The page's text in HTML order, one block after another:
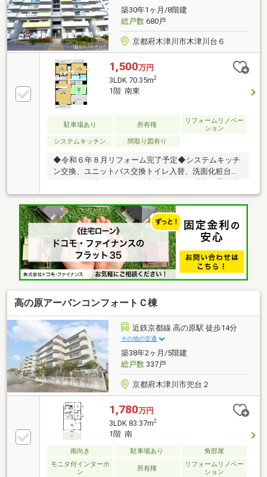
その他料金等及び駐車場の空き状況は、随時変動する
場合があります。２沿線以上利用可、山が見える、市
街地が近い、内装リフォーム、南向き、システムキッ
チン、陽当り良好、全居
築30年1ヶ月/8階建
総戸数680戸
京都府木津川市木津川台６
1,500万円
3LDK 70.35m2
1階 南東
駐車場あり 所有権
リフォームリノベー
ション
システムキッチン
間取り図有り
◆令和６年８月リフォーム完了予定◆システムキッチ
ン交換、ユニットバス交換トイレ入替、洗面化粧台交
設備点検工事、ハウスクリーニング他≪周辺施設≫○
木津川台小学校まで約630ｍ○木津川台公園まで約460
ｍ○ハーベスト木津川台店まで約920ｍ○アル・プラザ
木津まで約1100ｍ○こども園藍咲学園まで約120ｍ
高の原アーバンコンフォートＣ棟
近鉄京都線 高の原駅 徒歩14分
その他の交通
築38年2ヶ月/5階建
総戸数337戸
京都府木津川市兜台２
1,780万円
3LDK 83.37m2
1階 南
南向き 駐車場あり
角部屋
モニタ付インターホ
ン
所有権
リフォームリノベー
ション